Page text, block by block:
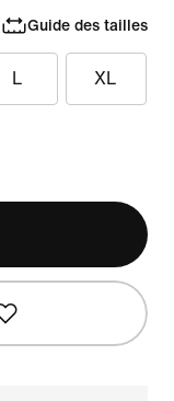
Guide des tailles
L XL